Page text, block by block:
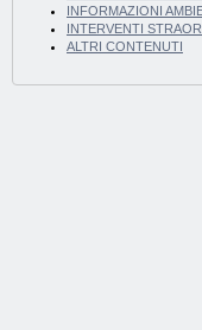
INFORMAZIONI
INTERVENTI
ALTRI CONTENUTI